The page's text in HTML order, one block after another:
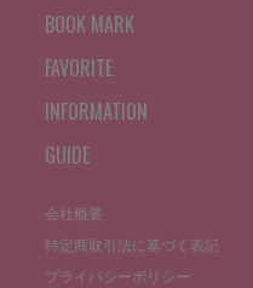
BOOK MARK
FAVORITE
INFORMATION
GUIDE
会社概要
特定商取引法に基づく表記
プライバシーポリシー